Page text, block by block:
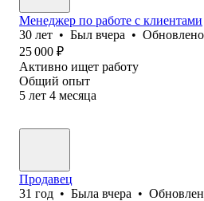
Менеджер по работе с клиентами
30 лет • Был вчера • Обновлено
25 000 ₽
Активно ищет работу
Общий опыт
5 лет 4 месяца
Продавец
31 год • Была вчера •